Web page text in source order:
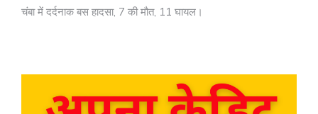
चंबा में दर्दनाक बस हादसा, 7 की मौत, 11 घायल।